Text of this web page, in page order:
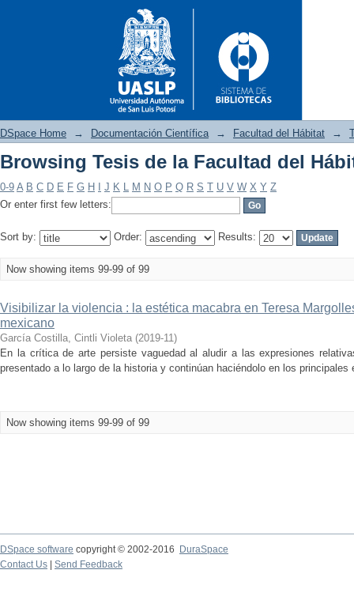
Browsing Tesis de la
DSpace Home → Documentación Científica → Facultad del Hábitat →
Browsing Tesis de la Facultad del
0-9 A B C D E F G H J K L M N O P Q R S T U V W X Y Z
Or enter first few letters:
Sort by: Order: Results:
Now showing items 99-99 of 99
Visibilizar la violencia : la estética macabra en Teresa
mexicano
García Costilla, Cintli Violeta (2019-11)
En la crítica de arte persiste vaguedad al aludir a las expresiones
presentado a lo largo de la historia y continúan haciéndolo en los
Now showing items 99-99 of 99
DSpace software copyright © 2002-2016
DuraSpace
Contact Us
Send Feedback